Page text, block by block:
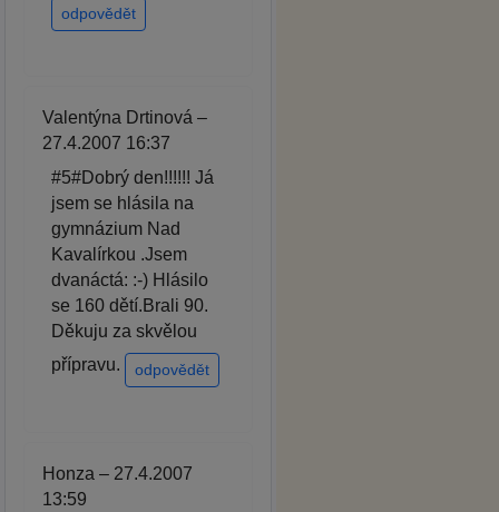
odpovědět
Valentýna Drtinová –
27.4.2007 16:37
#5#Dobrý den!!!!!! Já
jsem se hlásila na
gymnázium Nad
Kavalírkou .Jsem
dvanáctá: :-) Hlásilo
se 160 dětí.Brali 90.
Děkuju za skvělou
přípravu.
odpovědět
Honza – 27.4.2007
13:59